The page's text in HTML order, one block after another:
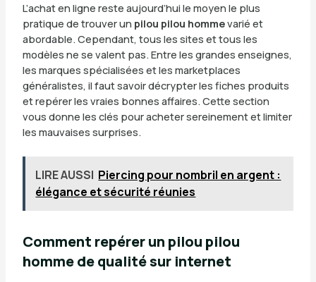
L’achat en ligne reste aujourd’hui le moyen le plus
pratique de trouver un pilou pilou hommevarié et
abordable. Cependant, tous les sites et tous les
modèles ne se valent pas. Entre les grandes enseignes,
les marques spécialisées et les marketplaces
généralistes, il faut savoir décrypter les fiches produits
et repérer les vraies bonnes affaires. Cette section
vous donne les clés pour acheter sereinement et limiter
les mauvaises surprises.
LIRE AUSSI Piercing pour nombril en argent :
élégance et sécurité réunies
Comment repérer un pilou pilou
homme de qualité sur internet